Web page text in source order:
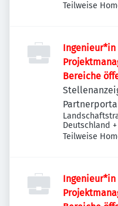
Teilweise
Bereiche
Deutschland +
Teilweise